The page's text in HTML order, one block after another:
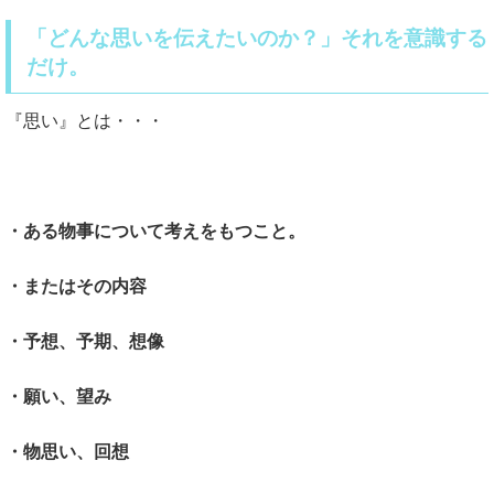
「どんな思いを伝えたいのか？」それを意識する
だけ。
『思い』とは・・・
・ある物事について考えをもつこと。
・またはその内容
・予想、予期、想像
・願い、望み
・物思い、回想